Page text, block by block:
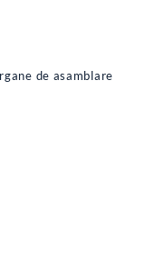
de asamblare